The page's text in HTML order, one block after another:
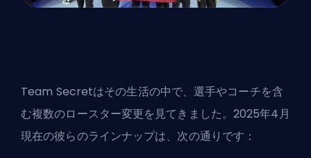
Team Secretはその生活の中で、選手やコーチを含
む複数のロースター変更を見てきました。2025年4月
現在の彼らのラインナップは、次の通りです：